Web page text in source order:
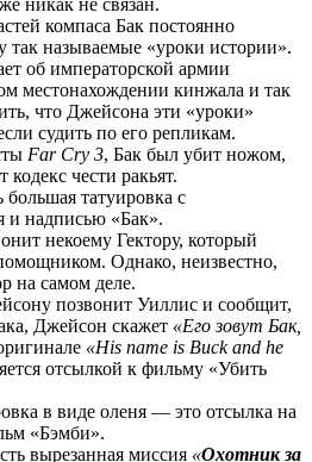
никак не связан.
компаса Бак постоянно
так называемые «уроки истории».
об императорской армии
местонахождении кинжала и так
что Джейсона эти «уроки»
судить по его репликам.
Far Cry 3, Бак был убит ножом,
кодекс чести ракьят.
большая татуировка с
и надписью «Бак».
некоему Гектору, который
Однако, неизвестно,
на самом деле.
позвонит Уиллис и сообщит,
Джейсон скажет «Его зовут Бак,
«His name is Buck and he
отсылкой к фильму «Убить
в виде оленя — это отсылка на
«Бэмби».
вырезанная миссия «Охотник за